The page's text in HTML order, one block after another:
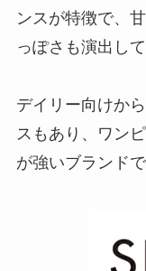
ンスが特徴で、
っぽさも演出し
デイリー向けか
スもあり、ワン
が強いブランドで